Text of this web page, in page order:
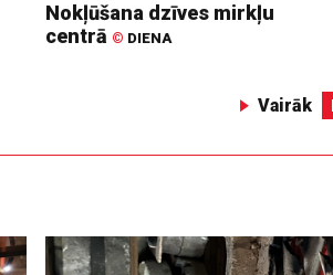
Nokļūšana dzīves mirkļu
centrā © DIENA
Vairāk